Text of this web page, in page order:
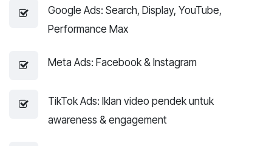
Google Ads: Search, Display, YouTube,
Performance Max
Meta Ads: Facebook & Instagram
TikTok Ads: Iklan video pendek untuk
awareness & engagement